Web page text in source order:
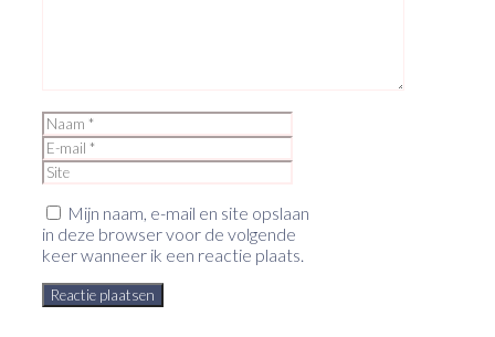
Naam
mail
Mijn naam, e-mail en site opslaan
in deze browser voor de volgende
keer wanneer ik een reactie plaats.